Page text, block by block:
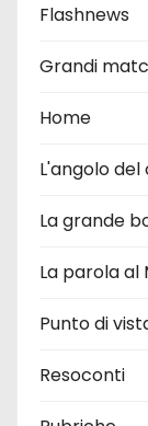
Flashnews
Grandi
Home
L'angolo
La grande
La parola al
Punto di
Resoconti